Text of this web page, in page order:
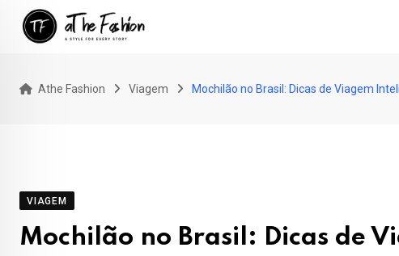
Athe Fashion Viagem Mochilão no Brasil: Dicas de Viagem
VIAGEM
Mochilão no Brasil: Dicas de